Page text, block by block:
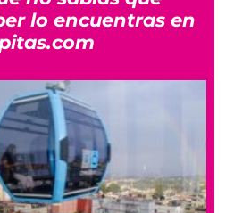
lo encuentras en